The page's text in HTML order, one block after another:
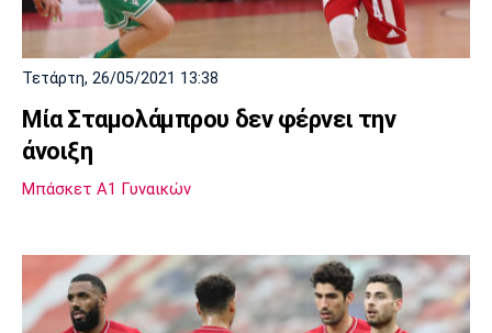
Τετάρτη, 26/05/2021 13:38
Μία Σταμολάμπρου δεν φέρνει την
άνοιξη
Μπάσκετ Α1 Γυναικών